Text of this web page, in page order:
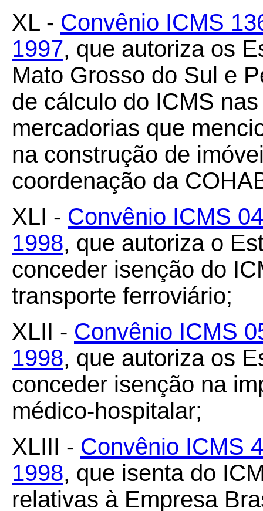
XL - Convênio ICMS
1997, que autoriza os
Mato Grosso do Sul e
de cálculo do ICMS
mercadorias que
na construção de
coordenação da
XLI - Convênio ICMS
1998, que autoriza o
conceder isenção do
transporte ferroviário;
XLII - Convênio ICMS
1998, que autoriza os
conceder isenção na
médico-hospitalar;
XLIII - Convênio ICMS
1998, que isenta do
relativas à Empresa